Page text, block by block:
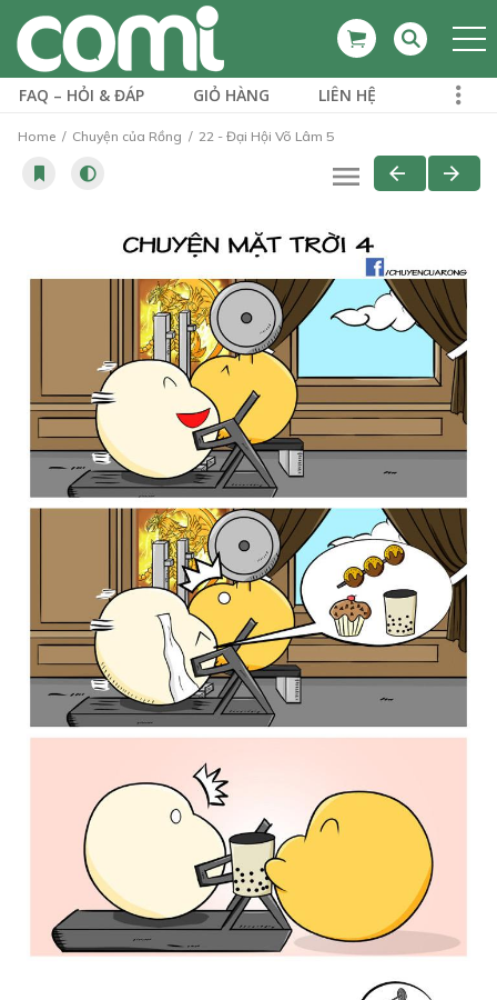
FAQ – HỎI & ĐÁP GIỎ HÀNG LIÊN HỆ
Home Chuyện của Rồng 22 - Đại Hội Võ Lâm 5